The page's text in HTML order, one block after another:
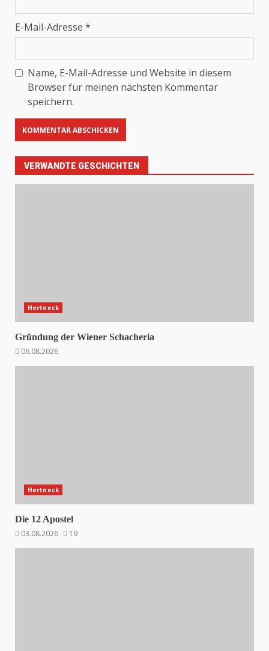
E-Mail-Adresse *
Name, E-Mail-Adresse und Website in diesem
Browser für meinen nächsten Kommentar
speichern.
VERWANDTE GESCHICHTEN
Hertneck
Gründung der Wiener Schacheria
06.08.2026
Hertneck
Die 12 Apostel
03.08.2026
19